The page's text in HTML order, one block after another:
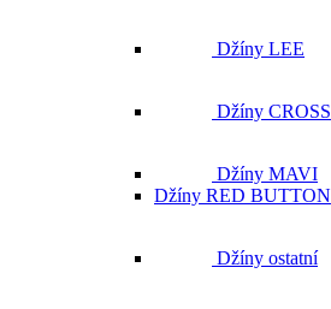
Džíny LEE
Džíny CROSS
Džíny MAVI
Džíny RED BUTTON
Džíny ostatní